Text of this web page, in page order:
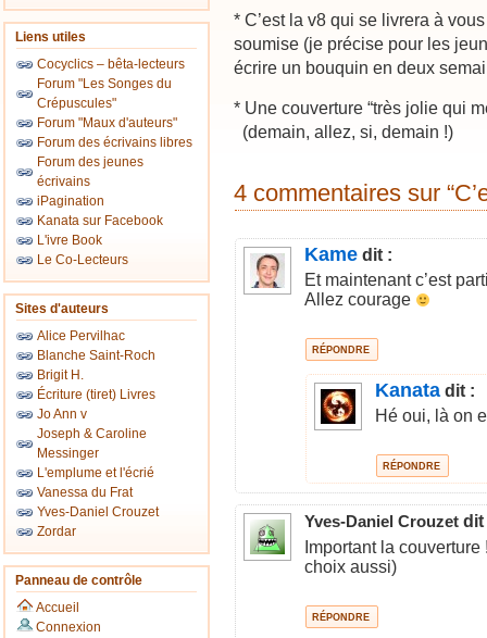
Liens utiles
Cocyclics – bêta-lecteurs
Forum "Les Songes du
Crépuscules"
Forum "Maux d'auteurs"
Forum des écrivains libres
Forum des jeunes
écrivains
iPagination
Kanata sur Facebook
L'ivre Book
Le Co-Lecteurs
Sites d'auteurs
Alice Pervilhac
Blanche Saint-Roch
Brigit H.
Écriture (tiret) Livres
Jo Ann v
Joseph & Caroline
Messinger
L'emplume et l'écrié
Vanessa du Frat
Yves-Daniel Crouzet
Zordar
Panneau de contrôle
Accueil
Connexion
* C’est la v8 qui se livrera à
soumise (je précise pour les
écrire un bouquin en deux
* Une couverture “très jolie qui
(demain, allez, si, demain !)
4 commentaires sur
Kame dit :
Et maintenant c’est
Allez courage
RÉPONDRE
Kanata dit :
Hé oui, là on
RÉPONDRE
Yves-Daniel Crouzet dit
Important la
choix aussi)
RÉPONDRE